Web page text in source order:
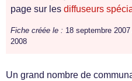
page sur les diffuseurs
Fiche créée le : 18 septembre
2008
Un grand nombre de